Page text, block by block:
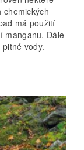
chemických
má použití
manganu. Dále
vody.